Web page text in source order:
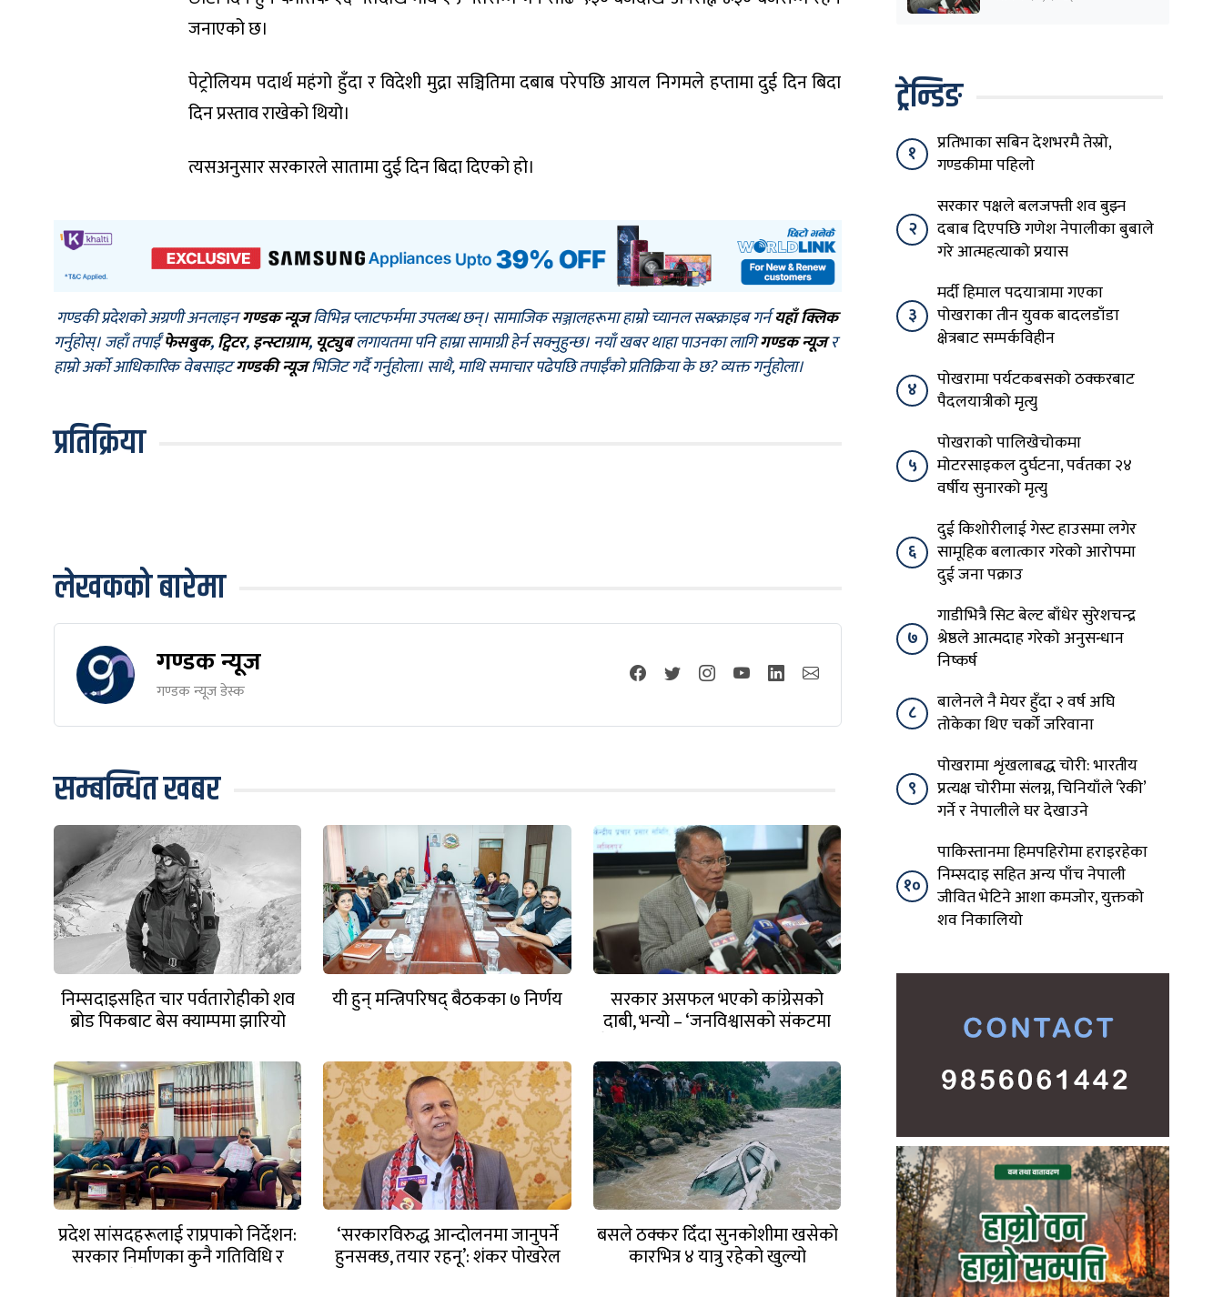
जनाएको छ।
पेट्रोलियम पदार्थ महंगो हुँदा र विदेशी मुद्रा सञ्चितिमा दबाब परेपछि आयल निगमले हप्तामा दुई दिन बिदा
दिन प्रस्ताव राखेको थियो।
त्यसअनुसार सरकारले सातामा दुई दिन बिदा दिएको हो।
गण्डकी प्रदेशको अग्रणी अनलाइनगण्डक न्यूजविभिन्न प्लाटफर्ममा उपलब्ध छन्। सामाजिक सञ्जालहरूमा हाम्रो च्यानल सब्स्क्राइब गर्नयहाँ क्लिक
गर्नुहोस्। जहाँ तपाईँफेसबुक,ट्विटर,इन्स्टाग्राम, यूट्युबलगायतमा पनि हाम्रा सामाग्री हेर्न सक्नुहुन्छ। नयाँ खबर थाहा पाउनका लागिगण्डक न्यूजर
हाम्रो अर्को आधिकारिक वेबसाइटगण्डकी न्यूजभिजिट गर्दै गर्नुहोला। साथै, माथि समाचार पढेपछि तपाईँको प्रतिक्रिया के छ? व्यक्त गर्नुहोला।
प्रतिक्रिया
लेखकको बारेमा
गण्डक न्यूज
गण्डक न्यूज डेस्क
सम्बन्धित खबर
निम्सदाइसहित चार पर्वतारोहीको शव
ब्रोड पिकबाट बेस क्याम्पमा झारियो
यी हुन् मन्त्रिपरिषद् बैठकका ७ निर्णय सरकार असफल भएको कांग्रेसको
दाबी, भन्यो – ‘जनविश्वासको संकटमा
घेरिएको सरकार विषयान्तर गर्न माहिर
छ’
प्रदेश सांसदहरूलाई राप्रपाको निर्देशन:
सरकार निर्माणका कुनै गतिविधि र
‘सरकारविरुद्ध आन्दोलनमा जानुपर्ने
हुनसक्छ, तयार रहनू’: शंकर पोखरेल
बसले ठक्कर दिँदा सुनकोशीमा खसेकाे
कारभित्र ४ यात्रु रहेको खुल्यो
ट्रेन्डिङ
१
प्रतिभाका सबिन देशभरमै तेस्रो,
गण्डकीमा पहिलो
२
सरकार पक्षले बलजफ्ती शव बुझ्न
दबाब दिएपछि गणेश नेपालीका बुबाले
गरे आत्महत्याको प्रयास
३
मर्दी हिमाल पदयात्रामा गएका
पोखराका तीन युवक बादलडाँडा
क्षेत्रबाट सम्पर्कविहीन
४
पोखरामा पर्यटकबसको ठक्करबाट
पैदलयात्रीको मृत्यु
५
पोखराको पालिखेचोकमा
मोटरसाइकल दुर्घटना, पर्वतका २४
वर्षीय सुनारको मृत्यु
६
दुई किशोरीलाई गेस्ट हाउसमा लगेर
सामूहिक बलात्कार गरेको आरोपमा
दुई जना पक्राउ
७
गाडीभित्रै सिट बेल्ट बाँधेर सुरेशचन्द्र
श्रेष्ठले आत्मदाह गरेको अनुसन्धान
निष्कर्ष
८
बालेनले नै मेयर हुँदा २ वर्ष अघि
तोकेका थिए चर्को जरिवाना
९
पोखरामा शृंखलाबद्ध चोरी: भारतीय
प्रत्यक्ष चोरीमा संलग्न, चिनियाँले ‘रेकी’
गर्ने र नेपालीले घर देखाउने
१०
पाकिस्तानमा हिमपहिरोमा हराइरहेका
निम्सदाइ सहित अन्य पाँच नेपाली
जीवित भेटिने आशा कमजोर, युक्तको
शव निकालियो